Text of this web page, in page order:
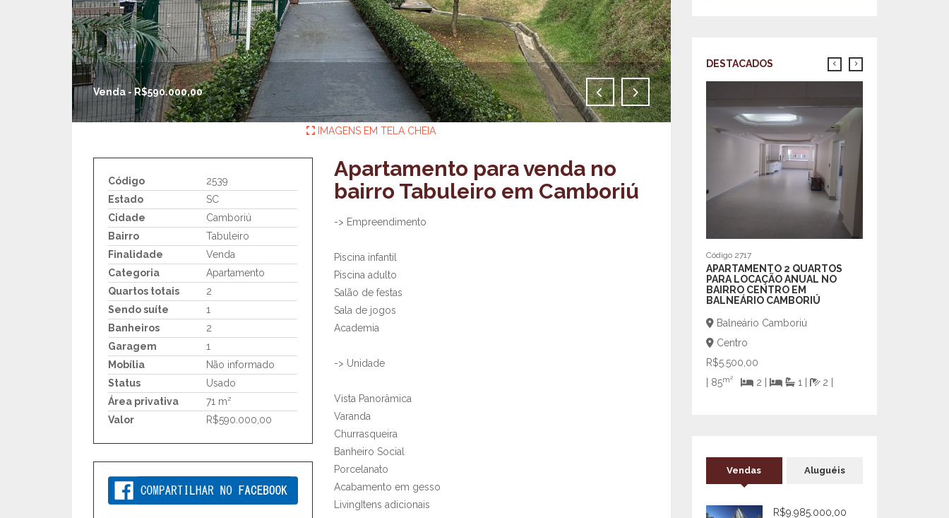
Venda - R$590.000,00
IMAGENS EM TELA CHEIA
Código
2539
Estado
SC
Cidade
Camboriú
Bairro
Tabuleiro
Finalidade
Venda
Categoria
Apartamento
Quartos totais
2
Sendo suíte
1
Banheiros
2
Garagem
1
Mobília
Não informado
Status
Usado
Área privativa
71 m²
Valor
R$590.000,00
Apartamento para venda no
bairro Tabuleiro em Camboriú
-> Empreendimento
Piscina infantil
Piscina adulto
Salão de festas
Sala de jogos
Academia
-> Unidade
Vista Panorâmica
Varanda
Churrasqueira
Banheiro Social
Porcelanato
Acabamento em gesso
LivingItens adicionais
DESTACADOS
Código 2717
APARTAMENTO 2 QUARTOS
PARA LOCAÇÃO ANUAL NO
BAIRRO CENTRO EM
BALNEÁRIO CAMBORIÚ
Balneário Camboriú
Centro
R$5.500,00
| 85m² 2 | 1 | 2 |
Vendas Aluguéis
R$9.985.000,00